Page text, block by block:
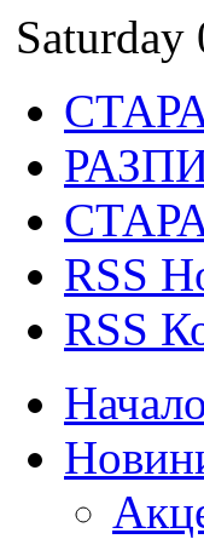
Saturday
RSS
RSS
Начало